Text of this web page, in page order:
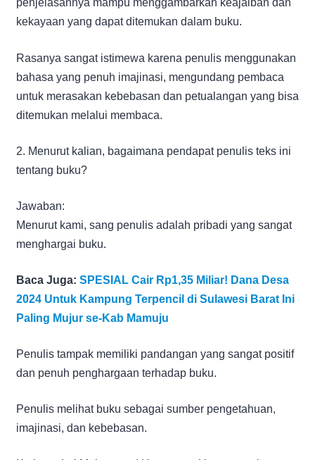
kekayaan yang dapat ditemukan dalam buku.
Rasanya sangat istimewa karena penulis menggunakan
bahasa yang penuh imajinasi, mengundang pembaca
untuk merasakan kebebasan dan petualangan yang bisa
ditemukan melalui membaca.
2. Menurut kalian, bagaimana pendapat penulis teks ini
tentang buku?
Jawaban:
Menurut kami, sang penulis adalah pribadi yang sangat
menghargai buku.
Baca Juga: SPESIAL Cair Rp1,35 Miliar! Dana Desa
2024 Untuk Kampung Terpencil di Sulawesi Barat Ini
Paling Mujur se-Kab Mamuju
Penulis tampak memiliki pandangan yang sangat positif
dan penuh penghargaan terhadap buku.
Penulis melihat buku sebagai sumber pengetahuan,
imajinasi, dan kebebasan.